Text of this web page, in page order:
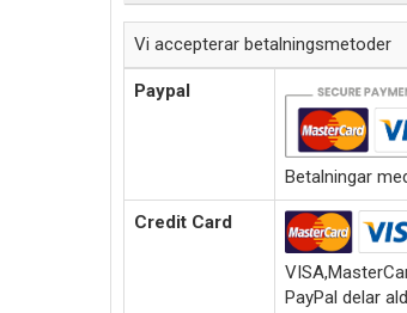
Vi accepterar betalningsmetoder
Paypal
Betalningar
Credit Card
PayPal delar